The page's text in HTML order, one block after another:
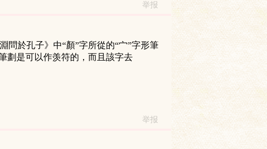
举报
問於孔子》中“顏”字所從的“宀”字形筆
劃是可以作羡符的，而且該字去
举报